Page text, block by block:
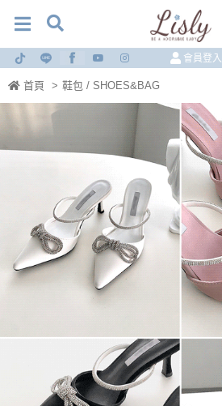
會員登入
首頁 > 鞋包 / SHOES&BAG